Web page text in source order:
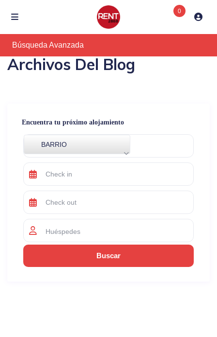
0
Búsqueda Avanzada
Archivos Del Blog
Encuentra tu próximo alojamiento
BARRIO
Huéspedes